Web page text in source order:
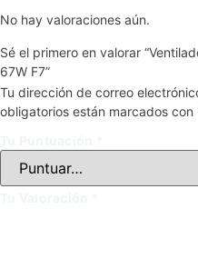
No hay valoraciones aún.
Sé el primero en valorar
67W F7”
Tu dirección de correo
obligatorios están marcados con